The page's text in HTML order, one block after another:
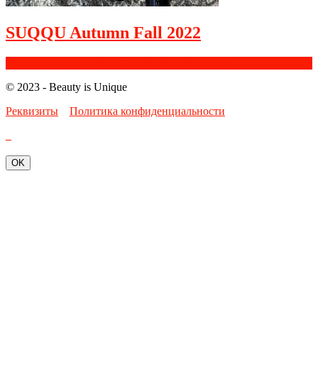
SUQQU Autumn Fall 2022
© 2023 - Beauty is Unique
Реквизиты
Политика конфиденциальности
OK